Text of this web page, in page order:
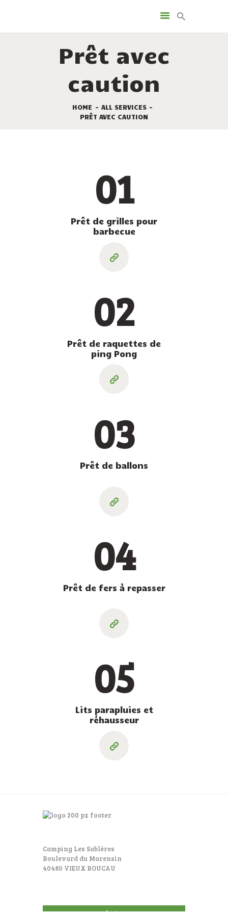
Prêt avec
caution
HOME
ALL SERVICES
PRÊT AVEC CAUTION
LES LOCATIONS
LES EMPLACEMENTS
TOURISME
CONTACT
01
Prêt de grilles pour
barbecue
02
Prêt de raquettes de
ping Pong
03
Prêt de ballons
04
Prêt de fers à repasser
05
Lits parapluies et
réhausseur
Camping Les Sablères
Boulevard du Marensin
40480 VIEUX BOUCAU
footer